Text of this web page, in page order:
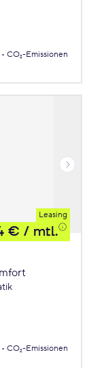
CO₂-Emissionen
Leasing
€ / mtl.
CO₂-Emissionen